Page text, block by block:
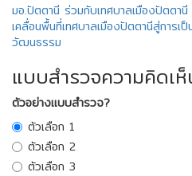
มอ.ปัตตานี ร่วมกับเทศบาลเมืองปัตต
เคลื่อนพื้นที่เทศบาลเมืองปัตตานีสู่การเ
วัฒนธรรม
แบบสำรวจความคิดเ
ตัวอย่างแบบสำรวจ?
ตัวเลือก 1
ตัวเลือก 2
ตัวเลือก 3